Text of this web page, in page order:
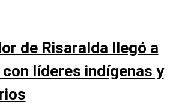
de Risaralda llegó a
líderes indígenas y